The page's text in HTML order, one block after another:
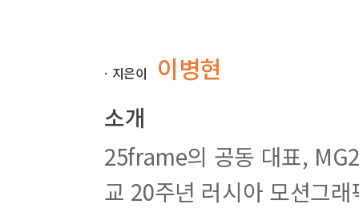
ㆍ지은이 이병현
소개
25frame의 공동 대표,
교 20주년 러시아 모션그